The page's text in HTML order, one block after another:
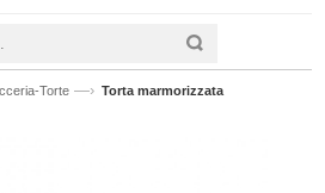
Torte —› Torta marmorizzata